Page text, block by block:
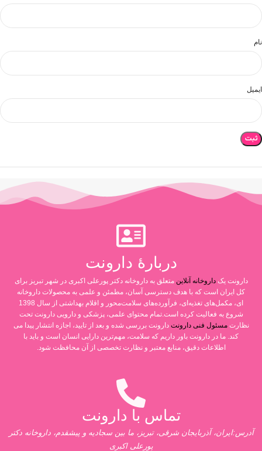
نام
ایمیل
دربارۀ دارونت
دارونت یکداروخانه آنلاین متعلق به داروخانه دکتر پورعلی اکبری در شهر تبریز برای
کل ایران است که با هدف دسترسی آسان، مطمئن و علمی به محصولات داروخانه
ای، مکمل‌های تغذیه‌ای، فرآورده‌های سلامت‌محور و اقلام بهداشتی از سال 1398
شروع به فعالیت کرده است.تمام محتوای علمی، پزشکی و دارویی دارونت تحت
نظارتمسئول فنی دارونت دارونت بررسی شده و بعد از تایید، اجازه انتشار پیدا می
کند. ما در دارونت باور داریم که سلامت، مهم‌ترین دارایی انسان است و باید با
اطلاعات دقیق، منابع معتبر و نظارت تخصصی از آن محافظت شود.
تماس با دارونت
آدرس:ایران، آذربایجان شرقی، تبریز، ما بین سجادیه و پیشقدم، داروخانه دکتر
پورعلی اکبری